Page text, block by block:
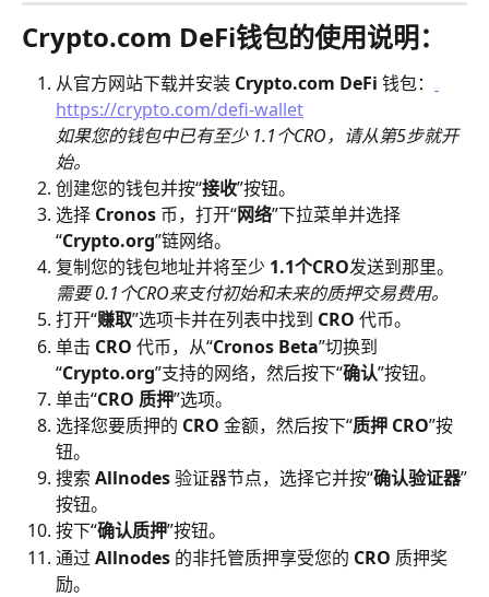
Crypto.com DeFi钱包的使用说明：
从官方网站下载并安装 Crypto.com DeFi 钱包：
https://crypto.com/defi-wallet
如果您的钱包中已有至少 1.1个CRO，请从第5步就开
始。
创建您的钱包并按“接收”按钮。
选择 Cronos 币，打开“网络”下拉菜单并选择
“Crypto.org”链网络。
复制您的钱包地址并将至少 1.1个CRO发送到那里。
​需要 0.1个CRO来支付初始和未来的质押交易费用。
打开“赚取”选项卡并在列表中找到 CRO 代币。
单击 CRO 代币，从“Cronos Beta”切换到
“Crypto.org”支持的网络，然后按下“确认”按钮。
单击“CRO 质押”选项。
选择您要质押的 CRO 金额，然后按下“质押 CRO”按
钮。
搜索 Allnodes 验证器节点，选择它并按“确认验证器”
按钮。
按下“确认质押”按钮。
通过 Allnodes 的非托管质押享受您的 CRO 质押奖
励。